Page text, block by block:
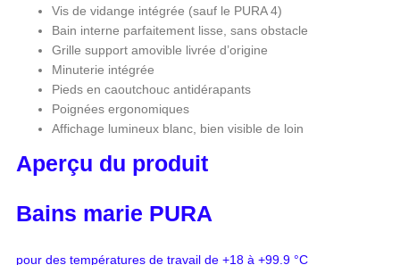
Vis de vidange intégrée (sauf le PURA 4)
Bain interne parfaitement lisse, sans obstacle
Grille support amovible livrée d’origine
Minuterie intégrée
Pieds en caoutchouc antidérapants
Poignées ergonomiques
Affichage lumineux blanc, bien visible de loin
Aperçu du produit
Bains marie PURA
pour des températures de travail de +18 à +99.9 °C